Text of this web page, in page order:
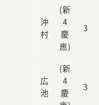
沖
村
(新
4
慶
應)
3
広
池
(新
4
慶
3